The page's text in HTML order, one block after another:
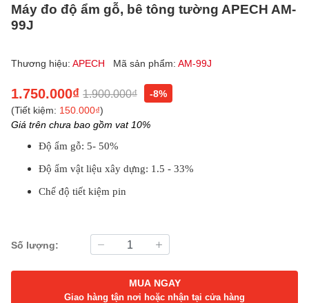
Máy đo độ ẩm gỗ, bê tông tường APECH AM-
99J
Thương hiệu: APECH Mã sản phẩm: AM-99J
1.750.000₫ 1.900.000₫
-8%
(Tiết kiệm: 150.000₫)
Giá trên chưa bao gồm vat 10%
Độ ẩm gỗ: 5- 50%
Độ ẩm vật liệu xây dựng: 1.5 - 33%
Chế độ tiết kiệm pin
Số lượng:
MUA NGAY
Giao hàng tận nơi hoặc nhận tại cửa hàng